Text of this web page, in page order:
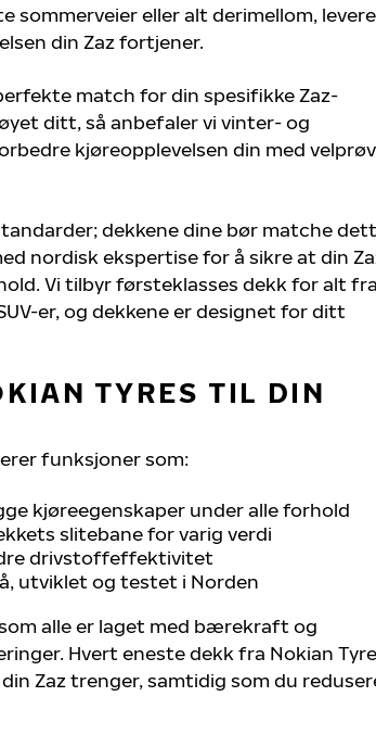
eller alt derimellom,
din Zaz fortjener.
match for din spesifikke Zaz-
ditt, så anbefaler vi vinter- og
kjøreopplevelsen din med
dekkene dine bør matche
nordisk ekspertise for å sikre at din
Vi tilbyr førsteklasses dekk for alt fra
er, og dekkene er designet for ditt
TYRES TIL DIN
funksjoner som:
kjøreegenskaper under alle forhold
slitebane for varig verdi
drivstoffeffektivitet
utviklet og testet i Norden
alle er laget med bærekraft og
Hvert eneste dekk fra Nokian
Zaz trenger, samtidig som du